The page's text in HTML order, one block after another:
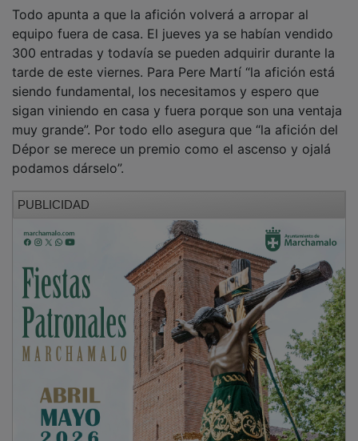
equipo fuera de casa. El jueves ya se habían vendido
300 entradas y todavía se pueden adquirir durante la
tarde de este viernes. Para Pere Martí “la afición está
siendo fundamental, los necesitamos y espero que
sigan viniendo en casa y fuera porque son una ventaja
muy grande”. Por todo ello asegura que “la afición del
Dépor se merece un premio como el ascenso y ojalá
podamos dárselo”.